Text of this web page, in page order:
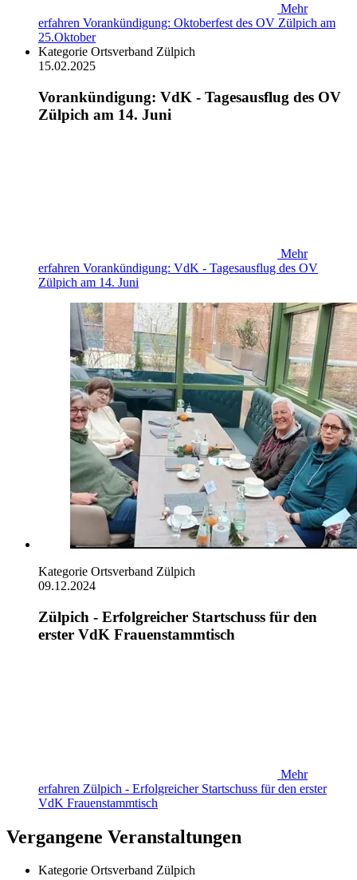
Mehr
erfahren Vorankündigung: Oktoberfest des OV Zülpich am
25.Oktober
Kategorie Ortsverband Zülpich
15.02.2025
Vorankündigung: VdK - Tagesausflug des OV
Zülpich am 14. Juni
Mehr
erfahren Vorankündigung: VdK - Tagesausflug des OV
Zülpich am 14. Juni
Kategorie Ortsverband Zülpich
09.12.2024
Zülpich - Erfolgreicher Startschuss für den
erster VdK Frauenstammtisch
Mehr
erfahren Zülpich - Erfolgreicher Startschuss für den erster
VdK Frauenstammtisch
Vergangene Veranstaltungen
Kategorie Ortsverband Zülpich